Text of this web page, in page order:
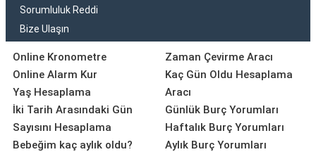
Sorumluluk Reddi
Bize Ulaşın
Online Kronometre
Online Alarm Kur
Yaş Hesaplama
İki Tarih Arasındaki Gün
Sayısını Hesaplama
Bebeğim kaç aylık oldu?
Zaman Çevirme Aracı
Kaç Gün Oldu Hesaplama
Aracı
Günlük Burç Yorumları
Haftalık Burç Yorumları
Aylık Burç Yorumları